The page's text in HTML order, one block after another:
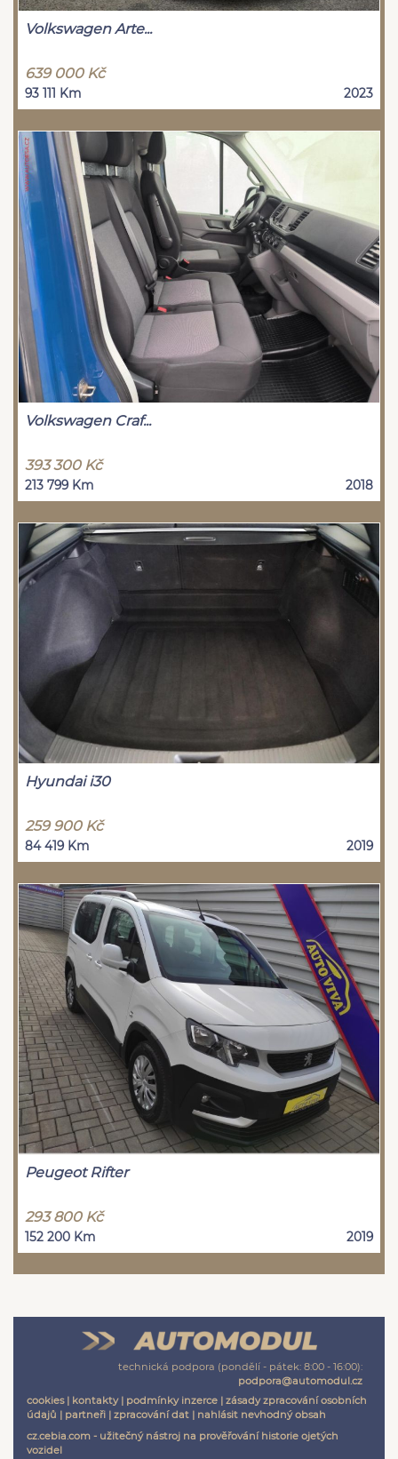
Volkswagen Arte...
639 000 Kč
93 111 Km 2023
Volkswagen Craf...
393 300 Kč
213 799 Km 2018
Hyundai i30
259 900 Kč
84 419 Km 2019
Peugeot Rifter
293 800 Kč
152 200 Km 2019
technická podpora (pondělí - pátek: 8:00 - 16:00):
podpora@automodul.cz
cookies| kontakty| podmínky inzerce | zásady zpracování osobních
údajů | partneři | zpracování dat | nahlásit nevhodný obsah
cz.cebia.com - užitečný nástroj na prověřování historie ojetých
vozidel